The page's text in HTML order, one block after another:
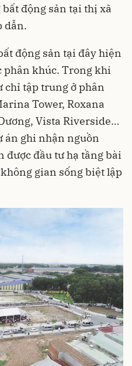
động sản tại thị xã
dẫn.
động sản tại đây hiện
phân khúc. Trong khi
chỉ tập trung ở phân
Tower, Roxana
Vista Riverside…
án ghi nhận nguồn
được đầu tư hạ tầng bài
gian sống biệt lập